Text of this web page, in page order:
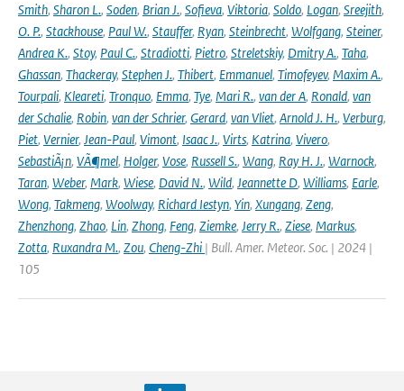
Smith, Sharon L., Soden, Brian J., Sofieva, Viktoria, Soldo, Logan, Sreejith,
O. P., Stackhouse, Paul W., Stauffer, Ryan, Steinbrecht, Wolfgang, Steiner,
Andrea K., Stoy, Paul C., Stradiotti, Pietro, Streletskiy, Dmitry A., Taha,
Ghassan, Thackeray, Stephen J., Thibert, Emmanuel, Timofeyev, Maxim A.,
Tourpali, Kleareti, Tronquo, Emma, Tye, Mari R., van der A, Ronald, van
der Schalie, Robin, van der Schrier, Gerard, van Vliet, Arnold J. H., Verburg,
Piet, Vernier, Jean-Paul, Vimont, Isaac J., Virts, Katrina, Vivero,
SebastiÃ¡n, VÃ¶mel, Holger, Vose, Russell S., Wang, Ray H. J., Warnock,
Taran, Weber, Mark, Wiese, David N., Wild, Jeannette D, Williams, Earle,
Wong, Takmeng, Woolway, Richard Iestyn, Yin, Xungang, Zeng,
Zhenzhong, Zhao, Lin, Zhong, Feng, Ziemke, Jerry R., Ziese, Markus,
Zotta, Ruxandra M., Zou, Cheng-Zhi | Bull. Amer. Meteor. Soc. | 2024 |
105